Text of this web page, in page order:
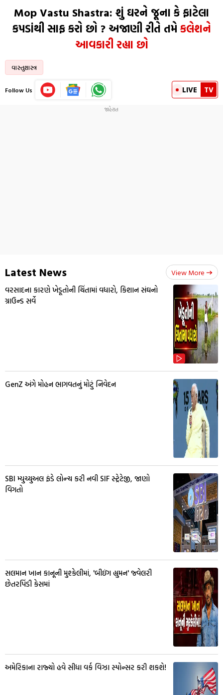
Mop Vastu Shastra: શું ઘરને જૂના કે ફાટેલા
કપડાંથી સાફ કરો છો ? અજાણી રીતે તમે કલેશને
આવકારી રહ્યા છો
વાસ્તુશાસ્ત્ર
Follow Us LIVE TV
Latest News View More
વરસાદના કારણે ખેડૂતોની ચિંતામાં વધારો, કિશાન સંઘનો
ગ્રાઉન્ડ સર્વે
GenZ અંગે મોહન ભાગવતનું મોટું નિવેદન
SBI મ્યુચ્યુઅલ ફંડે લોન્ચ કરી નવી SIF સ્ટ્રેટેજી, જાણો
વિગતો
સલમાન ખાન કાનૂની મુશ્કેલીમાં, 'બીઇંગ હ્યુમન' જ્વેલરી
છેતરપિંડી કેસમાં
અમેરિકાના રાજ્યો હવે સીધા વર્ક વિઝા સ્પોન્સર કરી શકશે!